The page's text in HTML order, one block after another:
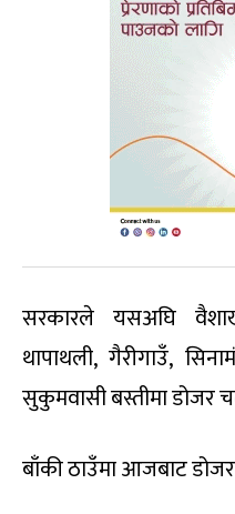
सरकारले यसअघि
थापाथली, गैरीगाउँ,
सुकुमवासी बस्तीमा डोजर
बाँकी ठाउँमा आजबाट